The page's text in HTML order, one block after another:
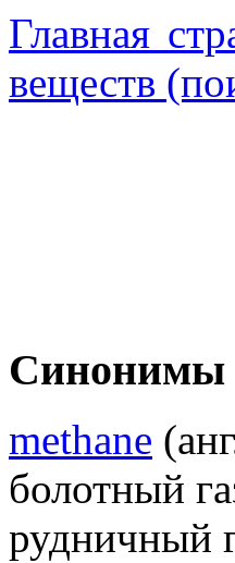
Главная
веществ
Синонимы
methane
болотный
рудничный